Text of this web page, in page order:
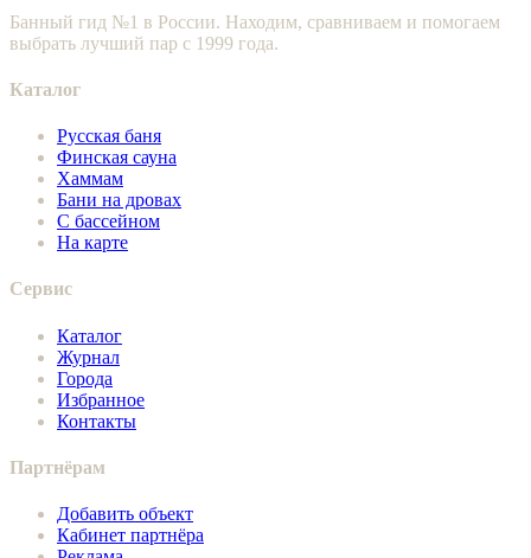
Банный гид №1 в России. Находим, сравниваем и помогаем
выбрать лучший пар с 1999 года.
Каталог
Русская баня
Финская сауна
Хаммам
Бани на дровах
С бассейном
На карте
Сервис
Каталог
Журнал
Города
Избранное
Контакты
Партнёрам
Добавить объект
Кабинет партнёра